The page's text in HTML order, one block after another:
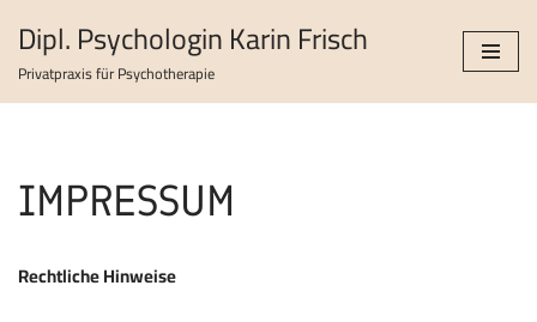
Zum
Inhalt
Dipl. Psychologin Karin Frisch
Privatpraxis für Psychotherapie
IMPRESSUM
Rechtliche Hinweise